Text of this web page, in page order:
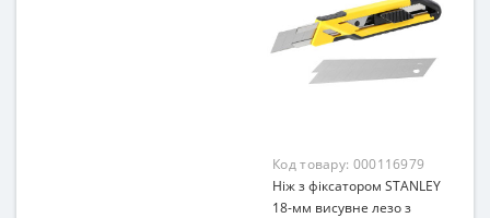
Код товару: 000116979
Ніж з фіксатором STANLEY
18-мм висувне лезо з